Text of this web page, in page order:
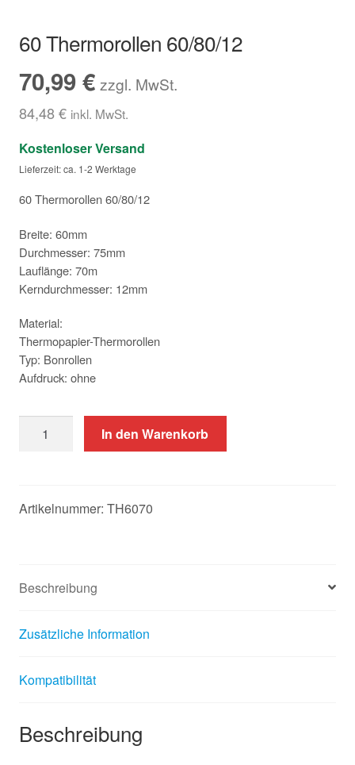
Öko Rollen
Rollen für Waagen
Sonderrollen
60 Thermorollen 60/80/12
70,99€ zzgl. MwSt.
84,48€ inkl. MwSt.
Kostenloser Versand
Lieferzeit: ca. 1-2 Werktage
60 Thermorollen 60/80/12
Breite: 60mm
Durchmesser: 75mm
Lauflänge: 70m
Kerndurchmesser: 12mm
Material:
Thermopapier-Thermorollen
Typ: Bonrollen
Aufdruck: ohne
Thermorollen
In den Warenkorb
Artikelnummer: TH6070
Beschreibung
Zusätzliche Information
Kompatibilität
Beschreibung